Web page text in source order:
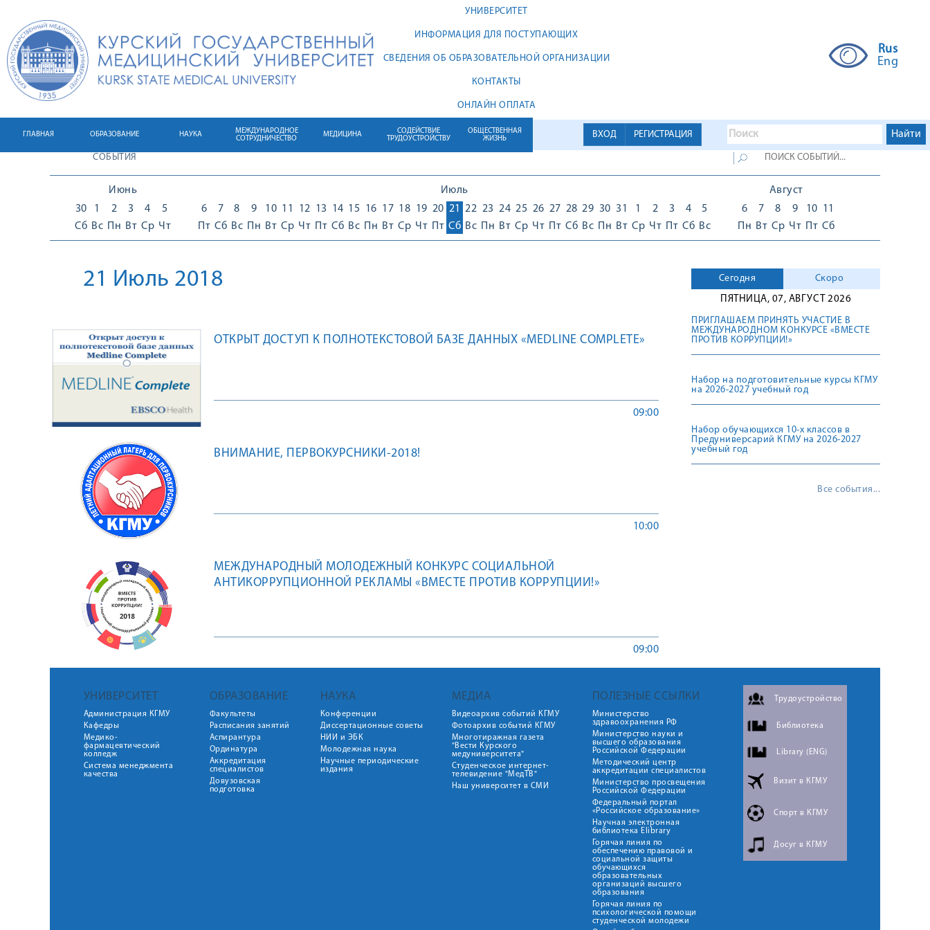
УНИВЕРСИТЕТ
ИНФОРМАЦИЯ ДЛЯ ПОСТУПАЮЩИХ
СВЕДЕНИЯ ОБ ОБРАЗОВАТЕЛЬНОЙ ОРГАНИЗАЦИИ
КОНТАКТЫ
ОНЛАЙН ОПЛАТА
Rus
Eng
ВХОД РЕГИСТРАЦИЯ
ГЛАВНАЯ ОБРАЗОВАНИЕ НАУКА
МЕЖДУНАРОДНОЕ
СОТРУДНИЧЕСТВО
МЕДИЦИНА
СОДЕЙСТВИЕ
ТРУДОУСТРОЙСТВУ
ОБЩЕСТВЕННАЯ
ЖИЗНЬ
СОБЫТИЯ
Июнь
30
Сб
1
Вс
2
Пн
3
Вт
4
Ср
5
Чт
Июль
6
Пт
7
Сб
8
Вс
9
Пн
10
Вт
11
Ср
12
Чт
13
Пт
14
Сб
15
Вс
16
Пн
17
Вт
18
Ср
19
Чт
20
Пт
21
Сб
22
Вс
23
Пн
24
Вт
25
Ср
26
Чт
27
Пт
28
Сб
29
Вс
30
Пн
31
Вт
1
Ср
2
Чт
3
Пт
4
Сб
5
Вс
Август
6
Пн
7
Вт
8
Ср
9
Чт
10
Пт
11
Сб
21 Июль 2018
ОТКРЫТ ДОСТУП К ПОЛНОТЕКСТОВОЙ БАЗЕ ДАННЫХ «MEDLINE COMPLETE»
09:00
ВНИМАНИЕ, ПЕРВОКУРСНИКИ-2018!
10:00
МЕЖДУНАРОДНЫЙ МОЛОДЕЖНЫЙ КОНКУРС СОЦИАЛЬНОЙ
АНТИКОРРУПЦИОННОЙ РЕКЛАМЫ «ВМЕСТЕ ПРОТИВ КОРРУПЦИИ!»
09:00
Сегодня
Скоро
ПЯТНИЦА, 07, АВГУСТ 2026
ПРИГЛАШАЕМ ПРИНЯТЬ УЧАСТИЕ В
МЕЖДУНАРОДНОМ КОНКУРСЕ «ВМЕСТЕ
ПРОТИВ КОРРУПЦИИ!»
Набор на подготовительные курсы КГМУ
на 2026-2027 учебный год
Набор обучающихся 10-х классов в
Предуниверсарий КГМУ на 2026-2027
учебный год
Все события...
УНИВЕРСИТЕТ
Администрация КГМУ
Кафедры
Медико-
фармацевтический
колледж
Система менеджмента
качества
ОБРАЗОВАНИЕ
Факультеты
Расписания занятий
Аспирантура
Ординатура
Аккредитация
специалистов
Довузовская
подготовка
НАУКА
Конференции
Диссертационные советы
НИИ и ЭБК
Молодежная наука
Научные периодические
издания
МЕДИА
Видеоархив событий КГМУ
Фотоархив событий КГМУ
Многотиражная газета
"Вести Курского
медуниверситета"
Студенческое интернет-
телевидение "МедТВ"
Наш университет в СМИ
ПОЛЕЗНЫЕ ССЫЛКИ
Министерство
здравоохранения РФ
Министерство науки и
высшего образования
Российской Федерации
Методический центр
аккредитации специалистов
Министерство просвещения
Российской Федерации
Федеральный портал
«Российское образование»
Научная электронная
библиотека Elibrary
Горячая линия по
обеспечению правовой и
социальной защиты
обучающихся
образовательных
организаций высшего
образования
Горячая линия по
психологической помощи
студенческой молодежи
Трудоустройство
Библиотека
Library (ENG)
Визит в КГМУ
Спорт в КГМУ
Досуг в КГМУ